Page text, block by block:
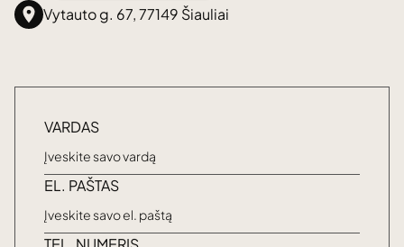
Vytauto g. 67, 77149 Šiauliai
VARDAS
EL. PAŠTAS